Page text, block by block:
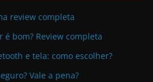
review completa
é bom? Review completa
e tela: como escolher?
Vale a pena?